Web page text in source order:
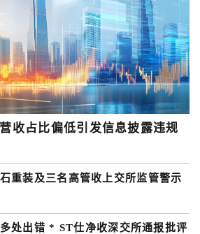
收占比偏低引发信息披露违规
重装及三名高管收上交所监管警示
处出错 * ST仕净收深交所通报批评